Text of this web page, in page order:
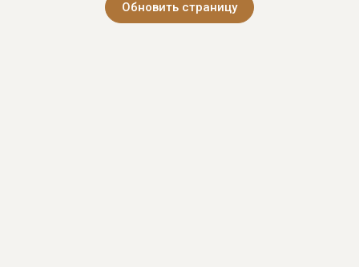
Обновить страницу